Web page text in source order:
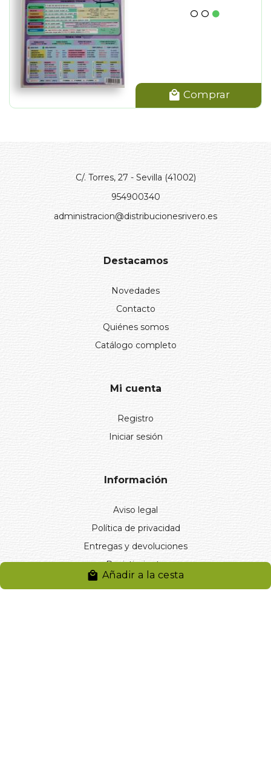
Añadir a la cesta
Comprar
C/. Torres, 27 - Sevilla (41002)
954900340
administracion@distribucionesrivero.es
Destacamos
Novedades
Contacto
Quiénes somos
Catálogo completo
Mi cuenta
Registro
Iniciar sesión
Información
Aviso legal
Política de privacidad
Entregas y devoluciones
Desistimiento
Desistimiento de compra